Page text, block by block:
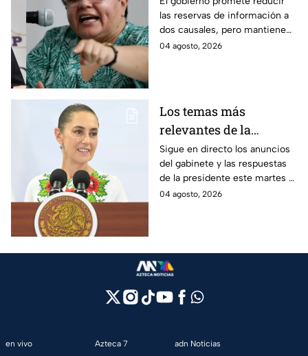
mientras reservan
información bajo
argumento de
las reservas de información a
dos causales, pero mantiene
ocultos los sobrecostos del
04 agosto, 2026
Los temas más
relevantes de la
conferencia mañanera
de la presidente
Claudia Sheinbaum
hoy martes 4 de agosto
Sigue en directo los anuncios
del gabinete y las respuestas
de la presidente este martes 4
de agosto. Consulta la
04 agosto, 2026
en vivo
Azteca 7
adn Noticias